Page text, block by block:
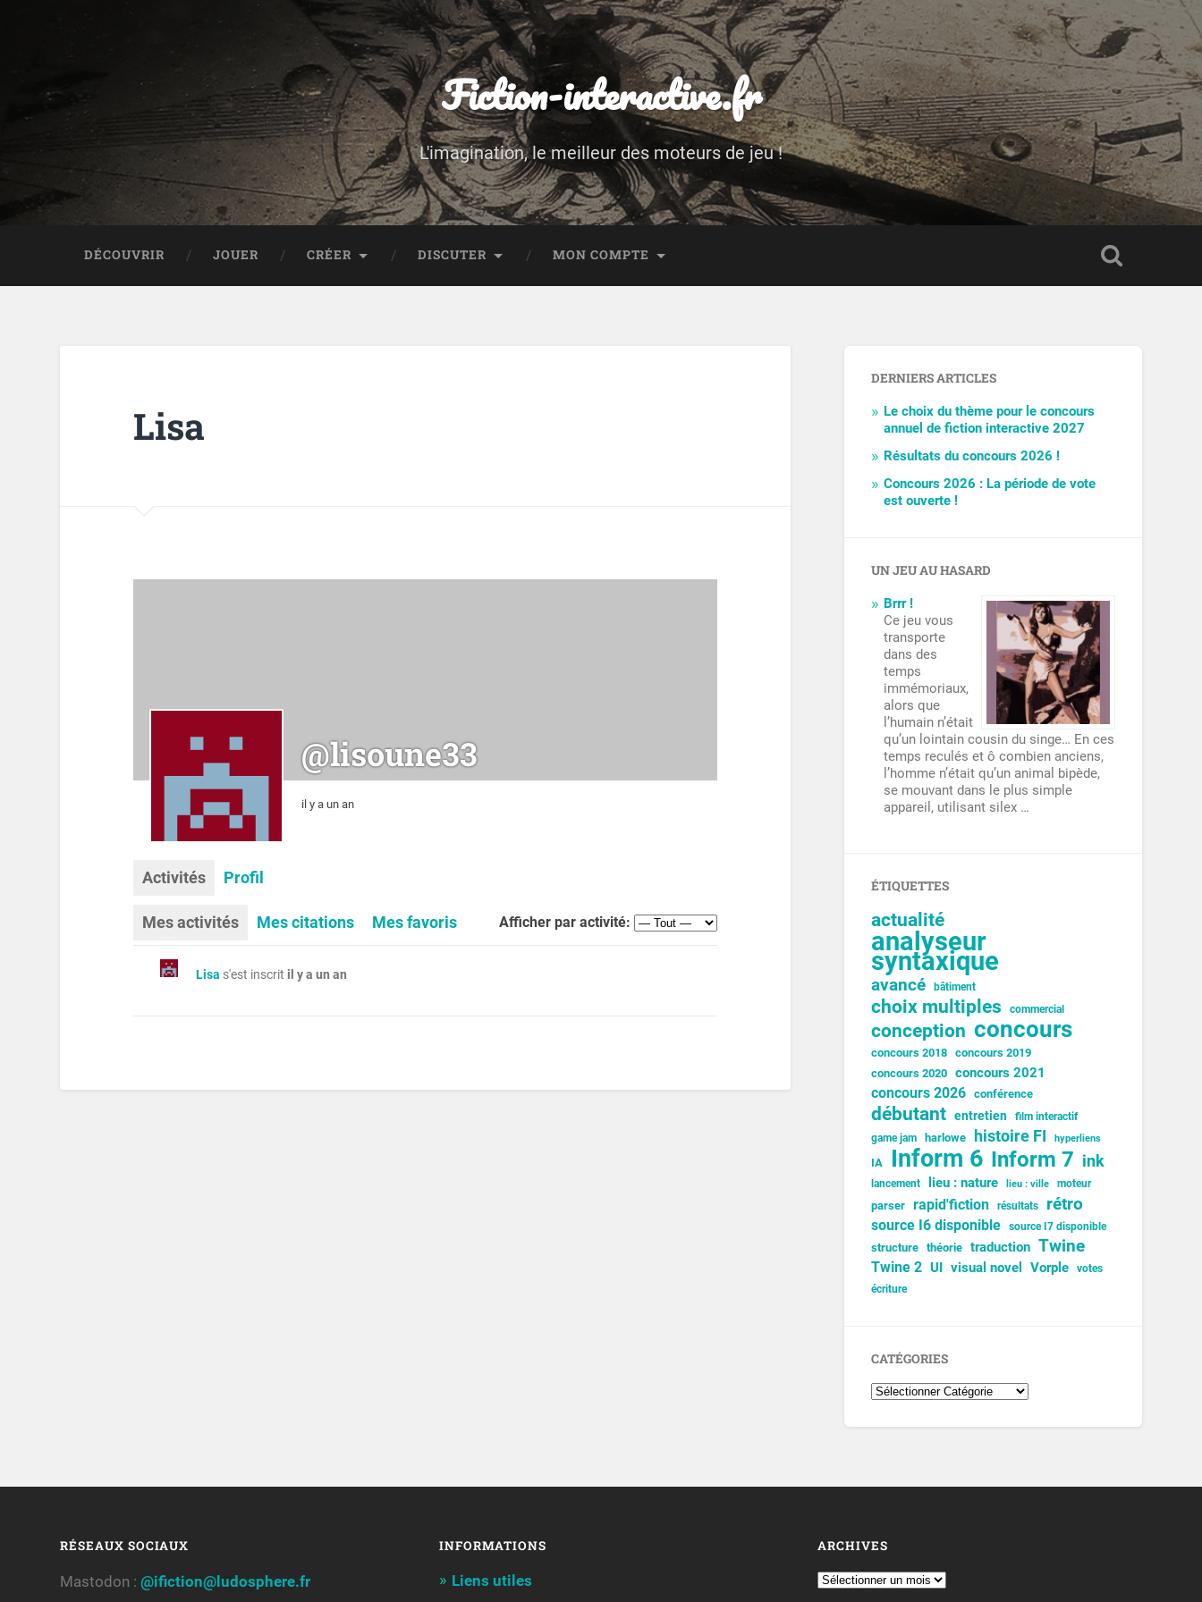
Fiction-interactive.fr
L'imagination, le meilleur des moteurs de jeu !
DÉCOUVRIR JOUER CRÉER DISCUTER MON COMPTE
Lisa
@lisoune33
il y a un an
Activités Profil
Mes activités Mes citations Mes favoris Afficher par activité:
Lisa s'est inscrit il y a un an
DERNIERS ARTICLES
Le choix du thème pour le concours
annuel de fiction interactive 2027
Résultats du concours 2026 !
Concours 2026 : La période de vote
est ouverte !
UN JEU AU HASARD
Brrr !
Ce jeu vous
transporte
dans des
temps
immémoriaux,
alors que
l’humain n’était
qu’un lointain cousin du singe… En ces
temps reculés et ô combien anciens,
l’homme n’était qu’un animal bipède,
se mouvant dans le plus simple
appareil, utilisant silex …
ÉTIQUETTES
actualité
analyseur
syntaxique
avancé bâtiment
choix multiples commercial
conception concours
concours 2018
concours 2019
concours 2020
concours 2021
concours 2026 conférence
débutant entretien
film interactif
game jam
harlowe histoire FI hyperliens
IA Inform 6 Inform 7 ink
lancement lieu : nature lieu : ville moteur
parser rapid'fiction résultats rétro
source I6 disponible source I7 disponible
structure théorie traduction Twine
Twine 2 UI visual novel Vorple
votes
écriture
CATÉGORIES
RÉSEAUX SOCIAUX
Mastodon :@ifiction@ludosphere.fr
INFORMATIONS
Liens utiles
ARCHIVES